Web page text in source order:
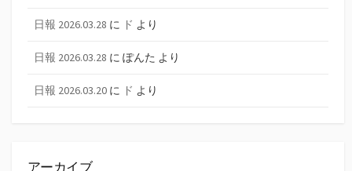
日報 2026.03.28 に ド より
日報 2026.03.28 に ぽんた より
日報 2026.03.20 に ド より
アーカイブ